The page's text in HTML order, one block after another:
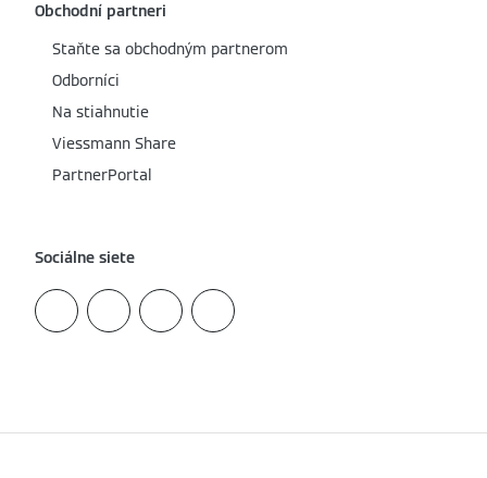
Obchodní partneri
Staňte sa obchodným partnerom
Odborníci
Na stiahnutie
Viessmann Share
PartnerPortal
Sociálne siete